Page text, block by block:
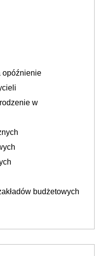
opóźnienie
w
budżetowych